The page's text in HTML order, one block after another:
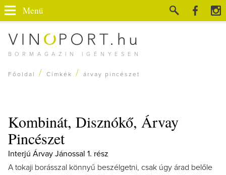
BORMAGAZIN IGÉNYESEN
Menü
Főoldal / Címkék / árvay pincészet
Kombinát, Disznókő, Árvay
Pincészet
Interjú Árvay Jánossal 1. rész
A tokaji borásszal könnyű beszélgetni, csak úgy árad belőle